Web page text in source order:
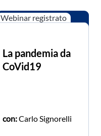
Webinar registrato
La pandemia da
CoVid19
con:Carlo Signorelli